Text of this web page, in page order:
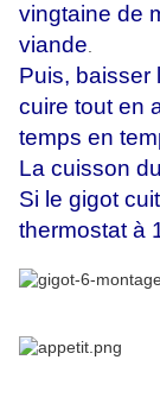
vingtaine de
viande
Puis, baisser
cuire tout en
temps en
La cuisson
Si le gigot
thermostat à